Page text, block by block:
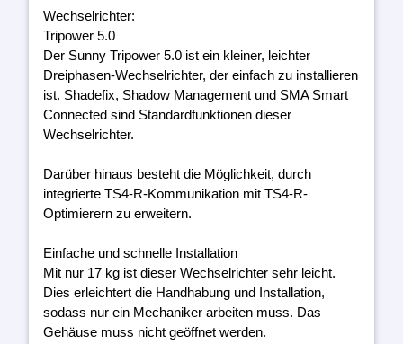
Wechselrichter:
Tripower 5.0
Der Sunny Tripower 5.0 ist ein kleiner, leichter
Dreiphasen-Wechselrichter, der einfach zu installieren
ist. Shadefix, Shadow Management und SMA Smart
Connected sind Standardfunktionen dieser
Wechselrichter.
Darüber hinaus besteht die Möglichkeit, durch
integrierte TS4-R-Kommunikation mit TS4-R-
Optimierern zu erweitern.
Einfache und schnelle Installation
Mit nur 17 kg ist dieser Wechselrichter sehr leicht.
Dies erleichtert die Handhabung und Installation,
sodass nur ein Mechaniker arbeiten muss. Das
Gehäuse muss nicht geöffnet werden.